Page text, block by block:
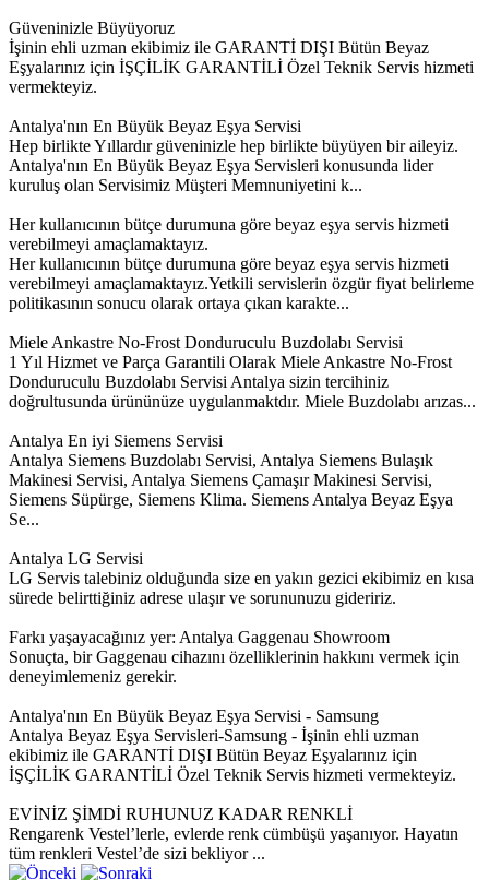
Güveninizle Büyüyoruz
İşinin ehli uzman ekibimiz ile GARANTİ DIŞI Bütün Beyaz
Eşyalarınız için İŞÇİLİK GARANTİLİ Özel Teknik Servis hizmeti
vermekteyiz.
Antalya'nın En Büyük Beyaz Eşya Servisi
Hep birlikte Yıllardır güveninizle hep birlikte büyüyen bir aileyiz.
Antalya'nın En Büyük Beyaz Eşya Servisleri konusunda lider
kuruluş olan Servisimiz Müşteri Memnuniyetini k...
Her kullanıcının bütçe durumuna göre beyaz eşya servis hizmeti
verebilmeyi amaçlamaktayız.
Her kullanıcının bütçe durumuna göre beyaz eşya servis hizmeti
verebilmeyi amaçlamaktayız.Yetkili servislerin özgür fiyat belirleme
politikasının sonucu olarak ortaya çıkan karakte...
Miele Ankastre No-Frost Donduruculu Buzdolabı Servisi
1 Yıl Hizmet ve Parça Garantili Olarak Miele Ankastre No-Frost
Donduruculu Buzdolabı Servisi Antalya sizin tercihiniz
doğrultusunda ürününüze uygulanmaktdır. Miele Buzdolabı arızas...
Antalya En iyi Siemens Servisi
Antalya Siemens Buzdolabı Servisi, Antalya Siemens Bulaşık
Makinesi Servisi, Antalya Siemens Çamaşır Makinesi Servisi,
Siemens Süpürge, Siemens Klima. Siemens Antalya Beyaz Eşya
Se...
Antalya LG Servisi
LG Servis talebiniz olduğunda size en yakın gezici ekibimiz en kısa
sürede belirttiğiniz adrese ulaşır ve sorununuzu gideririz.
Farkı yaşayacağınız yer: Antalya Gaggenau Showroom
Sonuçta, bir Gaggenau cihazını özelliklerinin hakkını vermek için
deneyimlemeniz gerekir.
Antalya'nın En Büyük Beyaz Eşya Servisi - Samsung
Antalya Beyaz Eşya Servisleri-Samsung - İşinin ehli uzman
ekibimiz ile GARANTİ DIŞI Bütün Beyaz Eşyalarınız için
İŞÇİLİK GARANTİLİ Özel Teknik Servis hizmeti vermekteyiz.
EVİNİZ ŞİMDİ RUHUNUZ KADAR RENKLİ
Rengarenk Vestel’lerle, evlerde renk cümbüşü yaşanıyor. Hayatın
tüm renkleri Vestel’de sizi bekliyor ...